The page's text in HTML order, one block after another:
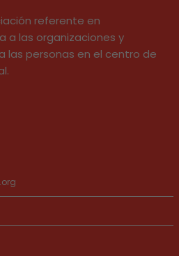
referente en
a las organizaciones y
las personas en el centro de